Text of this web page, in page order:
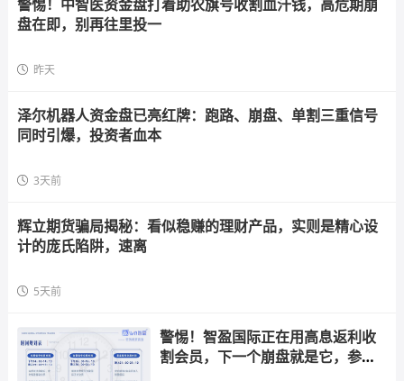
警惕！中智医资金盘打着助农旗号收割血汗钱，高危期崩
盘在即，别再往里投一
昨天
泽尔机器人资金盘已亮红牌：跑路、崩盘、单割三重信号
同时引爆，投资者血本
3天前
辉立期货骗局揭秘：看似稳赚的理财产品，实则是精心设
计的庞氏陷阱，速离
5天前
警惕！智盈国际正在用高息返利收
割会员，下一个崩盘就是它，参与